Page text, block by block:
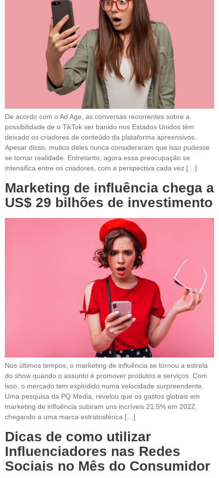
De acordo com o Ad Age, as conversas recorrentes sobre a
possibilidade de o TikTok ser banido nos Estados Unidos têm
deixado os criadores de conteúdo da plataforma apreensivos.
Apesar disso, muitos deles nunca consideraram que isso pudesse
se tornar realidade. Entretanto, agora essa preocupação se
intensifica entre os criadores, com a perspectiva cada vez […]
Marketing de influência chega a
US$ 29 bilhões de investimento
Nos últimos tempos, o marketing de influência se tornou a estrela
do show quando o assunto é promover produtos e serviços. Com
isso, o mercado tem explodido numa velocidade surpreendente.
Uma pesquisa da PQ Media, revelou que os gastos globais em
marketing de influência subiram uns incríveis 21,5% em 2022,
chegando a uma marca estratosférica […]
Dicas de como utilizar
Influenciadores nas Redes
Sociais no Mês do Consumidor